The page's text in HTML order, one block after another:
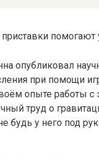
опубликовал
при помощи
опыте работы
труд о
будь у него под